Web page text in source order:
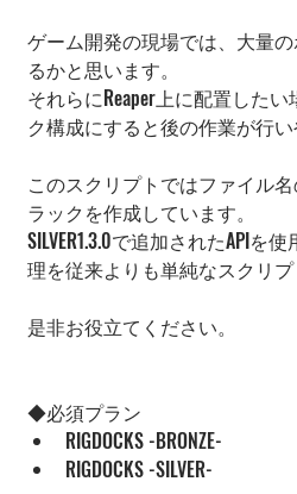
ゲーム開発の現場では、大量
るかと思います。
それらにReaper上に配置した
ク構成にすると後の作業が行い
このスクリプトではファイル
ラックを作成しています。
SILVER1.3.0で追加されたAPIを
理を従来よりも単純なスクリプ
是非お役立てください。
◆必須プラン
RIGDOCKS -BRONZE-
RIGDOCKS -SILVER-